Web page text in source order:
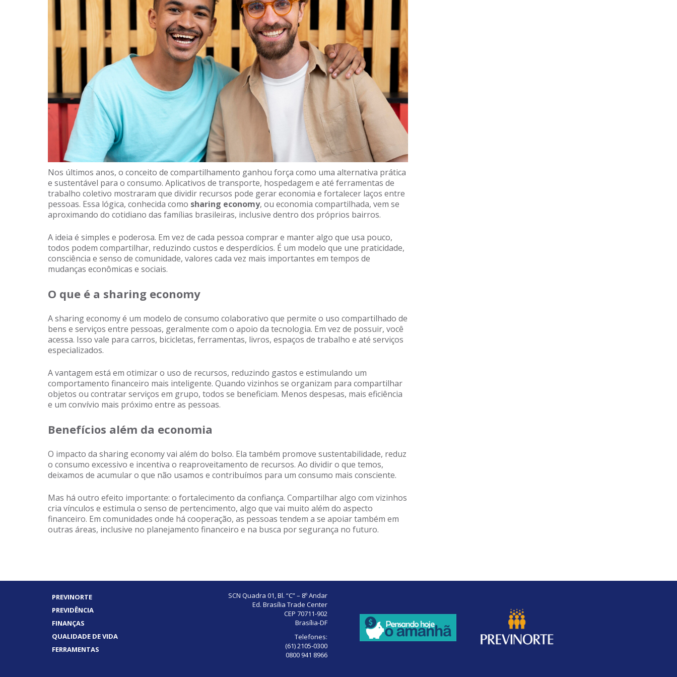
Nos últimos anos, o conceito de compartilhamento ganhou força como uma alternativa prática
e sustentável para o consumo. Aplicativos de transporte, hospedagem e até ferramentas de
trabalho coletivo mostraram que dividir recursos pode gerar economia e fortalecer laços entre
pessoas. Essa lógica, conhecida como sharing economy, ou economia compartilhada, vem se
aproximando do cotidiano das famílias brasileiras, inclusive dentro dos próprios bairros.
A ideia é simples e poderosa. Em vez de cada pessoa comprar e manter algo que usa pouco,
todos podem compartilhar, reduzindo custos e desperdícios. É um modelo que une praticidade,
consciência e senso de comunidade, valores cada vez mais importantes em tempos de
mudanças econômicas e sociais.
O que é a sharing economy
A sharing economy é um modelo de consumo colaborativo que permite o uso compartilhado de
bens e serviços entre pessoas, geralmente com o apoio da tecnologia. Em vez de possuir, você
acessa. Isso vale para carros, bicicletas, ferramentas, livros, espaços de trabalho e até serviços
especializados.
A vantagem está em otimizar o uso de recursos, reduzindo gastos e estimulando um
comportamento financeiro mais inteligente. Quando vizinhos se organizam para compartilhar
objetos ou contratar serviços em grupo, todos se beneficiam. Menos despesas, mais eficiência
e um convívio mais próximo entre as pessoas.
Benefícios além da economia
O impacto da sharing economy vai além do bolso. Ela também promove sustentabilidade, reduz
o consumo excessivo e incentiva o reaproveitamento de recursos. Ao dividir o que temos,
deixamos de acumular o que não usamos e contribuímos para um consumo mais consciente.
Mas há outro efeito importante: o fortalecimento da confiança. Compartilhar algo com vizinhos
cria vínculos e estimula o senso de pertencimento, algo que vai muito além do aspecto
financeiro. Em comunidades onde há cooperação, as pessoas tendem a se apoiar também em
outras áreas, inclusive no planejamento financeiro e na busca por segurança no futuro.
PREVINORTE
PREVIDÊNCIA
FINANÇAS
QUALIDADE DE VIDA
FERRAMENTAS
SCN Quadra 01, Bl. “C” – 8º Andar
Ed. Brasília Trade Center
CEP 70711-902
Brasília-DF
Telefones:
(61) 2105-0300
0800 941 8966